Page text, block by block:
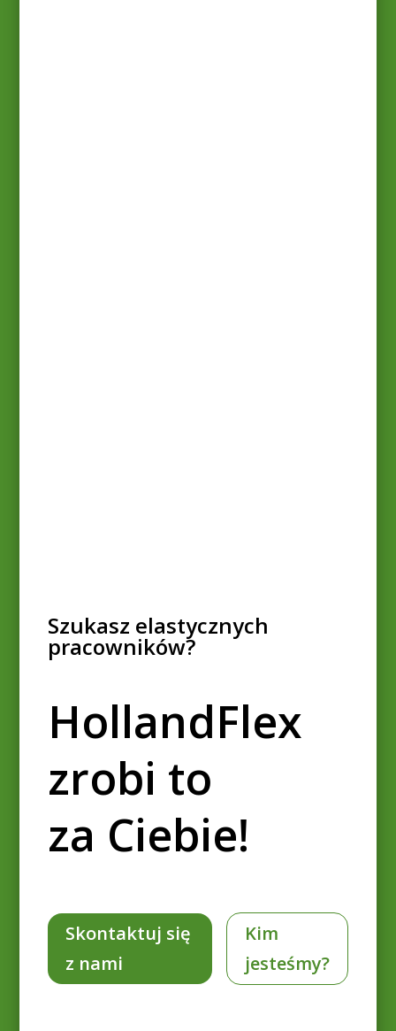
Szukasz elastycznych
pracowników?
HollandFlex
zrobi to
za Ciebie!
Skontaktuj się
z nami
Kim
jesteśmy?